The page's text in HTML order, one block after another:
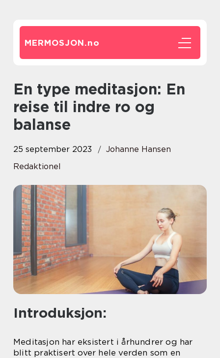
MERMOSJON.no
En type meditasjon: En
reise til indre ro og
balanse
25 september 2023
Johanne Hansen
Redaktionel
Introduksjon:
Meditasjon har eksistert i århundrer og har
blitt praktisert over hele verden som en